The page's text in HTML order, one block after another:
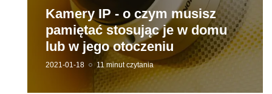
Kamery IP - o czym musisz
pamiętać stosując je w domu
lub w jego otoczeniu
2021-01-18 11 minut czytania